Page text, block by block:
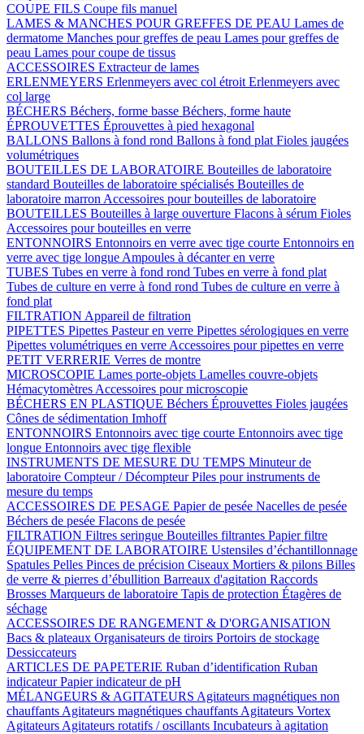
COUPE FILS Coupe fils manuel
LAMES & MANCHES POUR GREFFES DE PEAU Lames de
dermatome Manches pour greffes de peau Lames pour greffes de
peau Lames pour coupe de tissus
ACCESSOIRES Extracteur de lames
ERLENMEYERS Erlenmeyers avec col étroit Erlenmeyers avec
col large
BÉCHERS Béchers, forme basse Béchers, forme haute
ÉPROUVETTES Éprouvettes à pied hexagonal
BALLONS Ballons à fond rond Ballons à fond plat Fioles jaugées
volumétriques
BOUTEILLES DE LABORATOIRE Bouteilles de laboratoire
standard Bouteilles de laboratoire spécialisés Bouteilles de
laboratoire marron Accessoires pour bouteilles de laboratoire
BOUTEILLES Bouteilles à large ouverture Flacons à sérum Fioles
Accessoires pour bouteilles en verre
ENTONNOIRS Entonnoirs en verre avec tige courte Entonnoirs en
verre avec tige longue Ampoules à décanter en verre
TUBES Tubes en verre à fond rond Tubes en verre à fond plat
Tubes de culture en verre à fond rond Tubes de culture en verre à
fond plat
FILTRATION Appareil de filtration
PIPETTES Pipettes Pasteur en verre Pipettes sérologiques en verre
Pipettes volumétriques en verre Accessoires pour pipettes en verre
PETIT VERRERIE Verres de montre
MICROSCOPIE Lames porte-objets Lamelles couvre-objets
Hémacytomètres Accessoires pour microscopie
BÉCHERS EN PLASTIQUE Béchers Éprouvettes Fioles jaugées
Cônes de sédimentation Imhoff
ENTONNOIRS Entonnoirs avec tige courte Entonnoirs avec tige
longue Entonnoirs avec tige flexible
INSTRUMENTS DE MESURE DU TEMPS Minuteur de
laboratoire Compteur / DécompteurPiles pour instruments de
mesure du temps
ACCESSOIRES DE PESAGE Papier de pesée Nacelles de pesée
Béchers de pesée Flacons de pesée
FILTRATION Filtres seringue Bouteilles filtrantes Papier filtre
ÉQUIPEMENT DE LABORATOIRE Ustensiles d’échantillonnage
Spatules Pelles Pinces de précision Ciseaux Mortiers & pilons Billes
de verre & pierres d’ébullition Barreaux d'agitation Raccords
Brosses Marqueurs de laboratoire Tapis de protection Étagères de
séchage
ACCESSOIRES DE RANGEMENT & D'ORGANISATION
Bacs & plateaux Organisateurs de tiroirs Portoirs de stockage
Dessiccateurs
ARTICLES DE PAPETERIE Ruban d’identification Ruban
indicateurPapier indicateur de pH
MÉLANGEURS & AGITATEURS Agitateurs magnétiques non
chauffants Agitateurs magnétiques chauffants Agitateurs Vortex
Agitateurs Agitateurs rotatifs / oscillants Incubateurs à agitation